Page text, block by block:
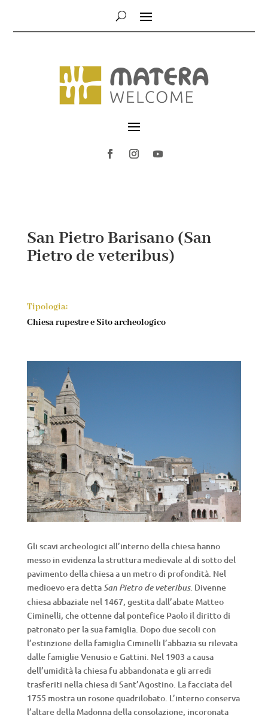
San Pietro Barisano (San
Pietro de veteribus)
Tipologia:
Chiesa rupestre e Sito archeologico
Gli scavi archeologici all’interno della chiesa hanno
messo in evidenza la struttura medievale al di sotto del
pavimento della chiesa a un metro di profondità. Nel
medioevo era detta San Pietro de veteribus. Divenne
chiesa abbaziale nel 1467, gestita dall’abate Matteo
Ciminelli, che ottenne dal pontefice Paolo il diritto di
patronato per la sua famiglia. Dopo due secoli con
l’estinzione della famiglia Ciminelli l’abbazia su rilevata
dalle famiglie Venusio e Gattini. Nel 1903 a causa
dell’umidità la chiesa fu abbandonata e gli arredi
trasferiti nella chiesa di Sant’Agostino. La facciata del
1755 mostra un rosone quadrilobato. L’interno conserva
l’altare della Madonna della consolazione, incoronata